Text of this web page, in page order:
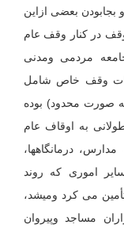
بعضی ازاین
وقف در کنار وقف عام
جامعه مردمی ومدنی
وقف خاص شامل
صورت محدود) بوده
به اوقاف عام
درمانگاهها،
اموری که روند
می کرد ومیشد،
مساجد وپیروان